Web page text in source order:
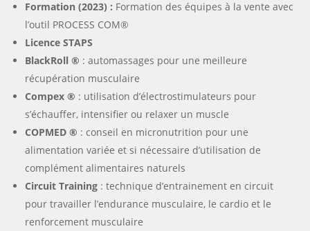
Formation (2023) : Formation des équipes à la vente avec
l’outil PROCESS COM®
Licence STAPS
BlackRoll ® : automassages pour une meilleure
récupération musculaire
Compex ® : utilisation d’électrostimulateurs pour
s’échauffer, intensifier ou relaxer un muscle
COPMED ® : conseil en micronutrition pour une
alimentation variée et si nécessaire d’utilisation de
complément alimentaires naturels
Circuit Training : technique d’entrainement en circuit
pour travailler l’endurance musculaire, le cardio et le
renforcement musculaire